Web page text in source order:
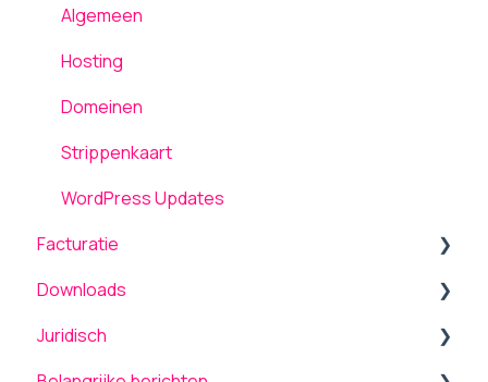
Gebruikers
Algemeen
Hosting
Domeinen
Strippenkaart
WordPress Updates
Facturatie
Algemeen
Betalen / Transacties
Downloads
Producten
Juridisch